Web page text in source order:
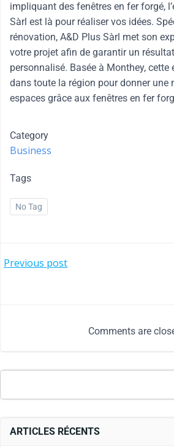
impliquant des fenêtres en fer forgé,
Sàrl est là pour réaliser vos idées.
rénovation, A&D Plus Sàrl met son
votre projet afin de garantir un
personnalisé. Basée à Monthey, cette
dans toute la région pour donner une
espaces grâce aux fenêtres en fer
Category
Business
Tags
No Tag
Previous post
Comments are
ARTICLES RÉCENTS